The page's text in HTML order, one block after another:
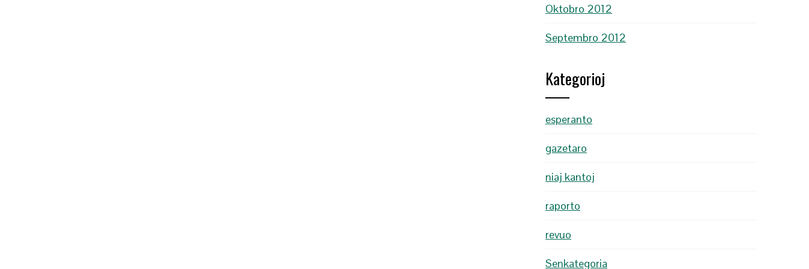
Oktobro 2012
Septembro 2012
Kategorioj
esperanto
gazetaro
niaj kantoj
raporto
revuo
Senkategoria